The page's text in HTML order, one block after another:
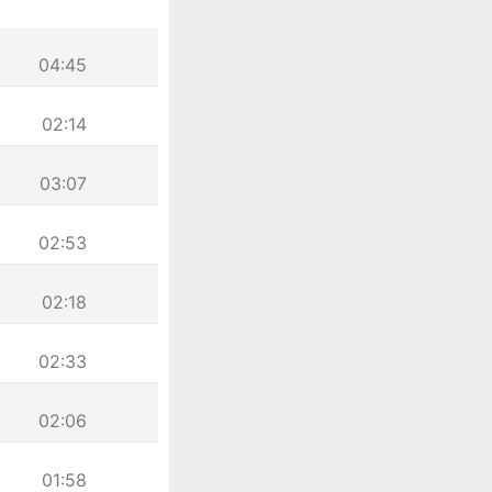
04:45
02:14
03:07
02:53
02:18
02:33
02:06
01:58